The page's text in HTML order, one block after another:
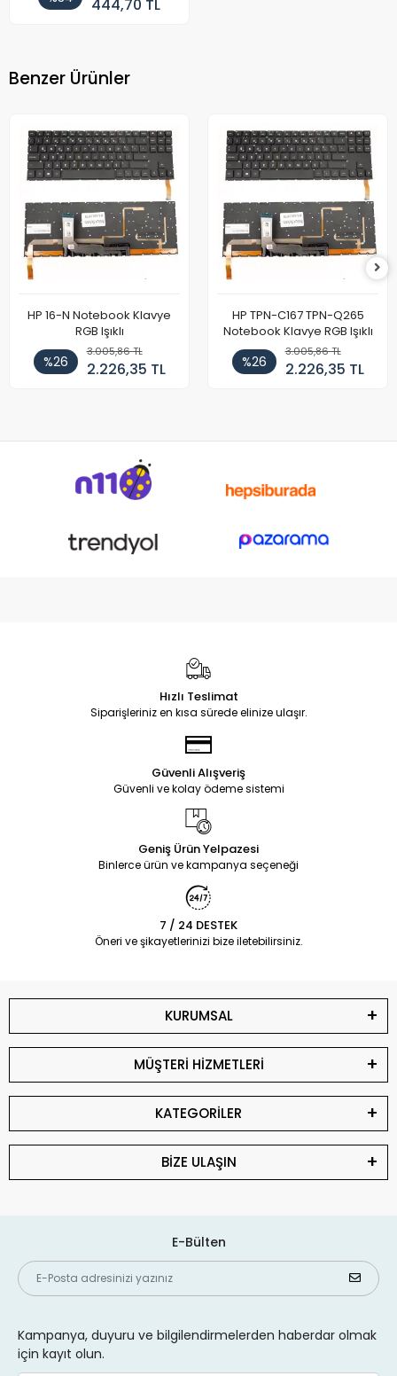
444,70 TL
Benzer Ürünler
HP 16-N Notebook Klavye
RGB Işıklı
%26
3.005,86 TL
2.226,35 TL
HP TPN-C167 TPN-Q265
Notebook Klavye RGB Işıklı
%26
3.005,86 TL
2.226,35 TL
Hızlı Teslimat
Siparişleriniz en kısa sürede elinize ulaşır.
Güvenli Alışveriş
Güvenli ve kolay ödeme sistemi
Geniş Ürün Yelpazesi
Binlerce ürün ve kampanya seçeneği
7 / 24 DESTEK
Öneri ve şikayetlerinizi bize iletebilirsiniz.
KURUMSAL
MÜŞTERİ HİZMETLERİ
KATEGORİLER
BİZE ULAŞIN
E-Bülten
Kampanya, duyuru ve bilgilendirmelerden haberdar olmak
için kayıt olun.